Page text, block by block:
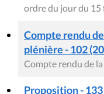
ordre du jour du
Compte rendu
plénière - 102
Compte rendu de
Proposition - 133